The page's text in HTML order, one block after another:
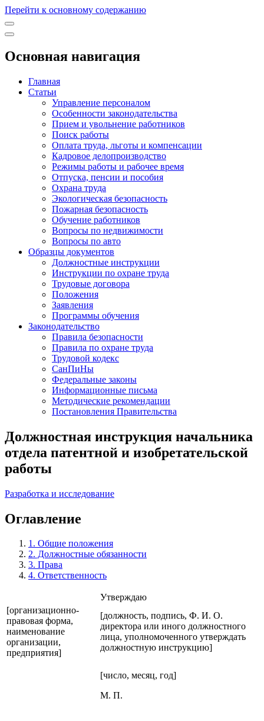
Перейти к основному содержанию
Основная навигация
Главная
Статьи
Управление персоналом
Особенности законодательства
Прием и увольнение работников
Поиск работы
Оплата труда, льготы и компенсации
Кадровое делопроизводство
Режимы работы и рабочее время
Отпуска, пенсии и пособия
Охрана труда
Экологическая безопасность
Пожарная безопасность
Обучение работников
Вопросы по недвижимости
Вопросы по авто
Образцы документов
Должностные инструкции
Инструкции по охране труда
Трудовые договора
Положения
Заявления
Программы обучения
Законодательство
Правила безопасности
Правила по охране труда
Трудовой кодекс
СанПиНы
Федеральные законы
Информационные письма
Методические рекомендации
Постановления Правительства
Должностная инструкция начальника
отдела патентной и изобретательской
работы
Разработка и исследование
Оглавление
1. Общие положения
2. Должностные обязанности
3. Права
4. Ответственность
Утверждаю
[организационно-
правовая форма,
наименование
организации,
предприятия]
[должность, подпись, Ф. И. О.
директора или иного должностного
лица, уполномоченного утверждать
должностную инструкцию]
[число, месяц, год]
М. П.